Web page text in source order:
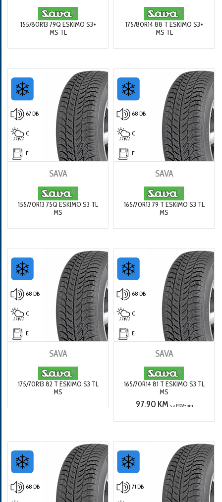
155/80R13 79Q ESKIMO S3+
MS TL
175/80R14 88 T ESKIMO S3+
MS TL
67 DB
C
F
SAVA
155/70R13 75Q ESKIMO S3 TL
MS
68 DB
C
E
SAVA
165/70R13 79 T ESKIMO S3 TL
MS
68 DB
C
E
SAVA
175/70R13 82 T ESKIMO S3 TL
MS
68 DB
C
E
SAVA
165/70R14 81 T ESKIMO S3 TL
MS
97.90 KM sa PDV-om
68 DB 71 DB